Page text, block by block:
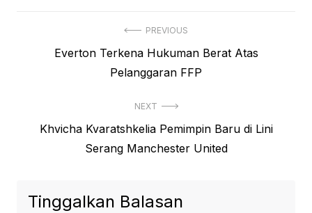
PREVIOUS
PreviousEverton Terkena Hukuman Berat Atas
Pelanggaran FFP
NEXT
NextKhvicha Kvaratshkelia Pemimpin Baru di Lini
Serang Manchester United
Tinggalkan Balasan